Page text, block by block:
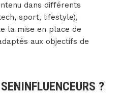
dans différents
sport, lifestyle),
la mise en place de
aux objectifs de
?